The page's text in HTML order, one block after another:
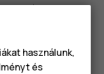
alkatrészei vagy
vagy annak
használunk,
és